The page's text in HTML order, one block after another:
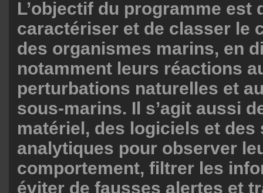
L’objectif du programme est
caractériser et de classer le
des organismes marins, en
notamment leurs réactions
perturbations naturelles et
sous-marins. Il s’agit aussi
matériel, des logiciels et des
analytiques pour observer
comportement, filtrer les
éviter de fausses alertes et